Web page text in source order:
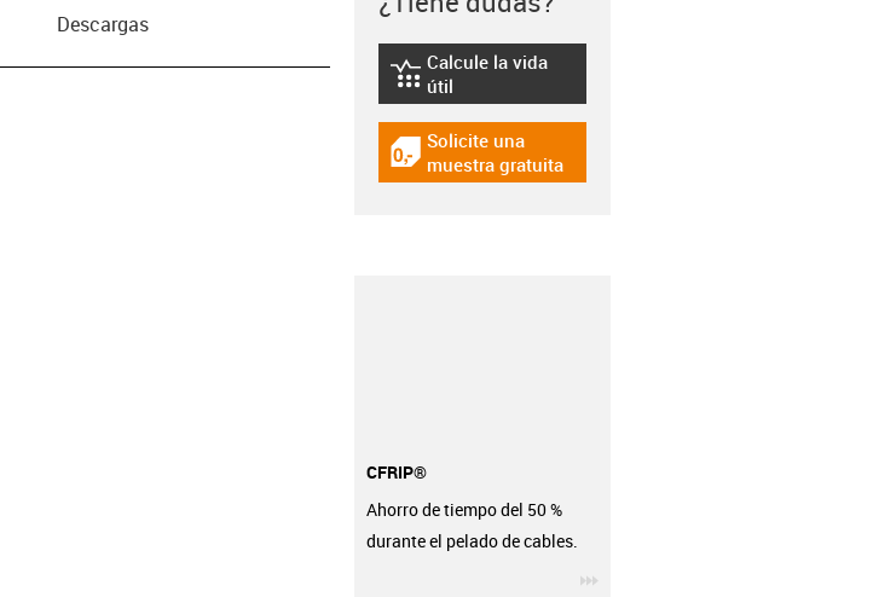
Descargas
igus-icon-lebensdauerrechner
Calcule la vida
útil
igus-icon-gratismuster
Solicite una
muestra gratuita
CFRIP®
Ahorro de tiempo del 50 %
durante el pelado de cables.